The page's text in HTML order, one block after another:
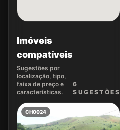
Imóveis
compatíveis
Sugestões por
localização, tipo,
faixa de preço e
características.
6
SUGEST ÕES
CH0024